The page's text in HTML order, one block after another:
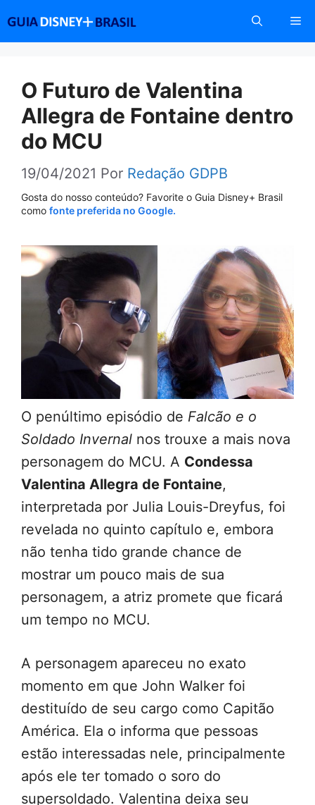
conteúdo
O Futuro de Valentina
Allegra de Fontaine dentro
do MCU
19/04/2021 Por Redação GDPB
Gosta do nosso conteúdo? Favorite o Guia Disney+ Brasil
como fonte preferida no Google.
O penúltimo episódio de Falcão e o
Soldado Invernal nos trouxe a mais nova
personagem do MCU. A Condessa
Valentina Allegra de Fontaine,
interpretada por Julia Louis-Dreyfus, foi
revelada no quinto capítulo e, embora
não tenha tido grande chance de
mostrar um pouco mais de sua
personagem, a atriz promete que ficará
um tempo no MCU.
A personagem apareceu no exato
momento em que John Walker foi
destituído de seu cargo como Capitão
América. Ela o informa que pessoas
estão interessadas nele, principalmente
após ele ter tomado o soro do
supersoldado. Valentina deixa seu